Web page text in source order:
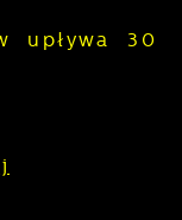
upływa 30